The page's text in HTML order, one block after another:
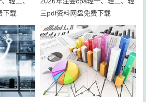
下载
三pdf资料网盘免费下载